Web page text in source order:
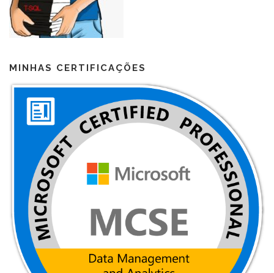
MINHAS CERTIFICAÇÕES